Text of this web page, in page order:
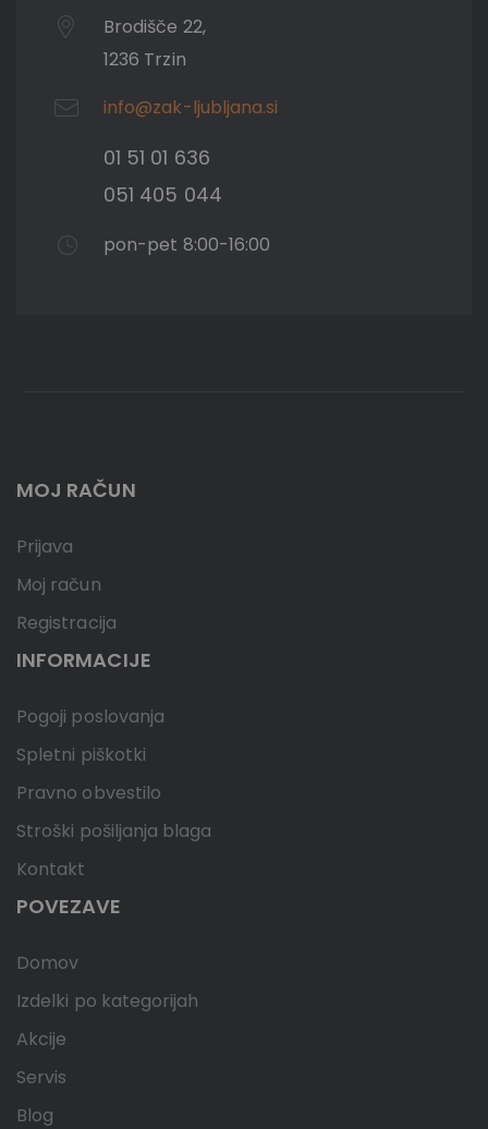
Brodišče 22,
1236 Trzin
info@zak-ljubljana.si
01 51 01 636
051 405 044
pon-pet 8:00-16:00
MOJ RAČUN
Prijava
Moj račun
Registracija
INFORMACIJE
Pogoji poslovanja
Spletni piškotki
Pravno obvestilo
Stroški pošiljanja blaga
Kontakt
POVEZAVE
Domov
Izdelki po kategorijah
Akcije
Servis
Blog